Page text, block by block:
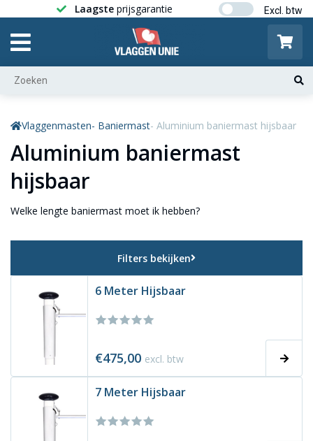
Laagste prijsgarantie Gratis
Vlaggenmasten- Baniermast- Aluminium baniermast hijsbaar
Aluminium baniermast
hijsbaar
Welke lengte baniermast moet ik hebben?
Filters bekijken
6 Meter Hijsbaar
€475,00 excl. btw
7 Meter Hijsbaar